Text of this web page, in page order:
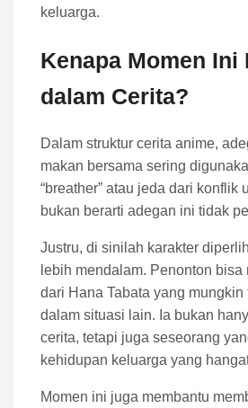
keluarga.
Kenapa Momen Ini
dalam Cerita?
Dalam struktur cerita anime,
makan bersama sering
“breather” atau jeda dari konflik
bukan berarti adegan ini tidak
Justru, di sinilah karakter
lebih mendalam. Penonton
dari Hana Tabata yang mungkin
dalam situasi lain. Ia bukan
cerita, tetapi juga seseorang
kehidupan keluarga yang
Momen ini juga membantu